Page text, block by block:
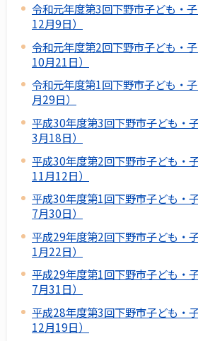
令和元年度第3回下野市子ども・
12月9日）
令和元年度第2回下野市子ども・
10月21日）
令和元年度第1回下野市子ども・
月29日）
平成30年度第3回下野市子ども・
3月18日）
平成30年度第2回下野市子ども・
11月12日）
平成30年度第1回下野市子ども・
7月30日）
平成29年度第2回下野市子ども・
1月22日）
平成29年度第1回下野市子ども・
7月31日）
平成28年度第3回下野市子ども・
12月19日）